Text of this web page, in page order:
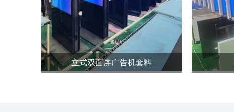
立式双面屏广告机套料